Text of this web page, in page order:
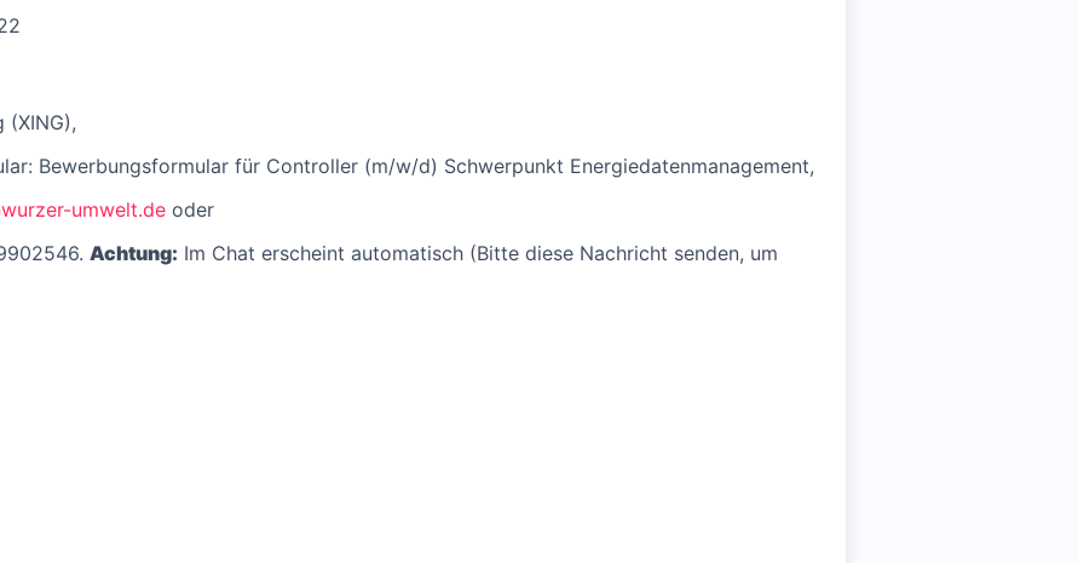
(XING),
Bewerbungsformular für Controller (m/w/d) Schwerpunkt Energiedatenmanagement,
umwelt.de oder
Achtung: Im Chat erscheint automatisch (Bitte diese Nachricht senden, um